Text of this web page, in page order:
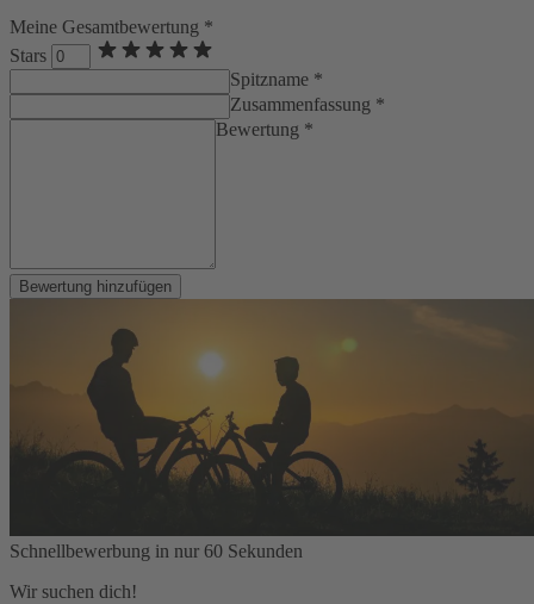
Meine Gesamtbewertung *
Stars
Spitzname *
Zusammenfassung *
Bewertung *
Bewertung hinzufügen
Schnellbewerbung in nur 60 Sekunden
Wir suchen dich!